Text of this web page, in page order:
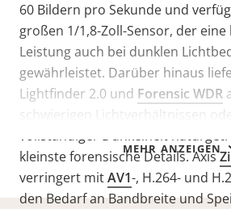
MEHR ANZEIGEN
60 Bildern pro Sekunde und
großen 1/1,8-Zoll-Sensor, der
Leistung auch bei dunklen
gewährleistet. Darüber hinaus
Lightfinder 2.0 und Forensic WDR
schwierigen Lichtverhältnissen
vollständiger Dunkelheit
kleinste forensische Details. Axis
verringert mitAV1-, H.264- und
den Bedarf an Bandbreite und